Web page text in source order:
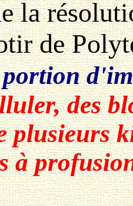
de
des
plusieurs
à